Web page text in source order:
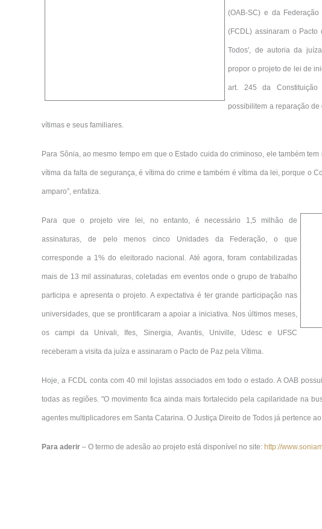
(OAB-SC) e da
(FCDL) assinaram o
Todos', de autoria da
propor o projeto de lei de
art. 245 da Constituição
possibilitem a reparação
vítimas e seus familiares.
Para Sônia, ao mesmo tempo em que o Estado cuida do criminoso, ele também
vítima da falta de segurança, é vítima do crime e também é vítima da lei, porque o
amparo”, enfatiza.
Para que o projeto vire lei, no entanto, é necessário 1,5 milhão de
assinaturas, de pelo menos cinco Unidades da Federação, o que
corresponde a 1% do eleitorado nacional. Até agora, foram contabilizadas
mais de 13 mil assinaturas, coletadas em eventos onde o grupo de trabalho
participa e apresenta o projeto. A expectativa é ter grande participação nas
universidades, que se prontificaram a apoiar a iniciativa. Nos últimos meses,
os campi da Univali, Ifes, Sinergia, Avantis, Univille, Udesc e UFSC
receberam a visita da juíza e assinaram o Pacto de Paz pela Vítima.
Hoje, a FCDL conta com 40 mil lojistas associados em todo o estado. A OAB
todas as regiões. "O movimento fica ainda mais fortalecido pela capilaridade na
agentes multiplicadores em Santa Catarina. O Justiça Direito de Todos já pertence
Para aderir – O termo de adesão ao projeto está disponível no site: http://